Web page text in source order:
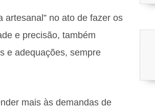
artesanal” no ato de fazer os
e precisão, também
e adequações, sempre
mais às demandas de